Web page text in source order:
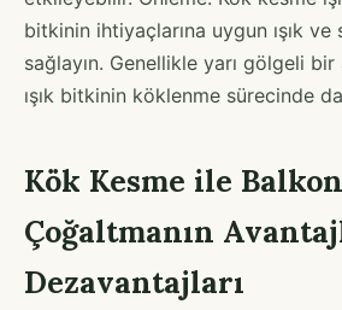
bitkinin ihtiyaçlarına uygun ışık ve
sağlayın. Genellikle yarı gölgeli
ışık bitkinin köklenme sürecinde
Kök Kesme ile
Çoğaltmanın
Dezavantajları